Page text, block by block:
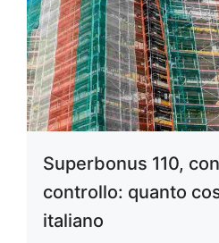
Superbonus 110,
controllo: quanto
italiano